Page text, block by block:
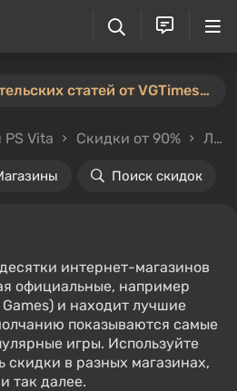
⚡️ Конкурс пользовательских статей от VGTimes продлён — участвуйте тут ⚡️
PS Vita Скидки от 90% Любой стоимости
Поиск скидок
интернет-магазинов
официальные, например
и находит лучшие
показываются самые
игры. Используйте
скидки в разных магазинах,
так далее.